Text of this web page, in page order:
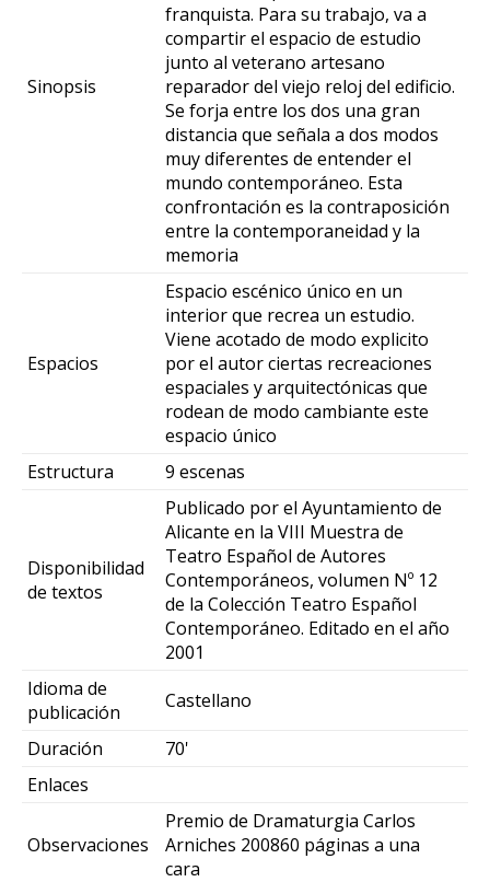
Sinopsis
franquista. Para su trabajo, va a
compartir el espacio de estudio
junto al veterano artesano
reparador del viejo reloj del edificio.
Se forja entre los dos una gran
distancia que señala a dos modos
muy diferentes de entender el
mundo contemporáneo. Esta
confrontación es la contraposición
entre la contemporaneidad y la
memoria
Espacios
Espacio escénico único en un
interior que recrea un estudio.
Viene acotado de modo explicito
por el autor ciertas recreaciones
espaciales y arquitectónicas que
rodean de modo cambiante este
espacio único
Estructura
9 escenas
Disponibilidad
de textos
Publicado por el Ayuntamiento de
Alicante en la VIII Muestra de
Teatro Español de Autores
Contemporáneos, volumen Nº 12
de la Colección Teatro Español
Contemporáneo. Editado en el año
2001
Idioma de
publicación
Castellano
Duración
70'
Enlaces
Observaciones
Premio de Dramaturgia Carlos
Arniches 200860 páginas a una
cara